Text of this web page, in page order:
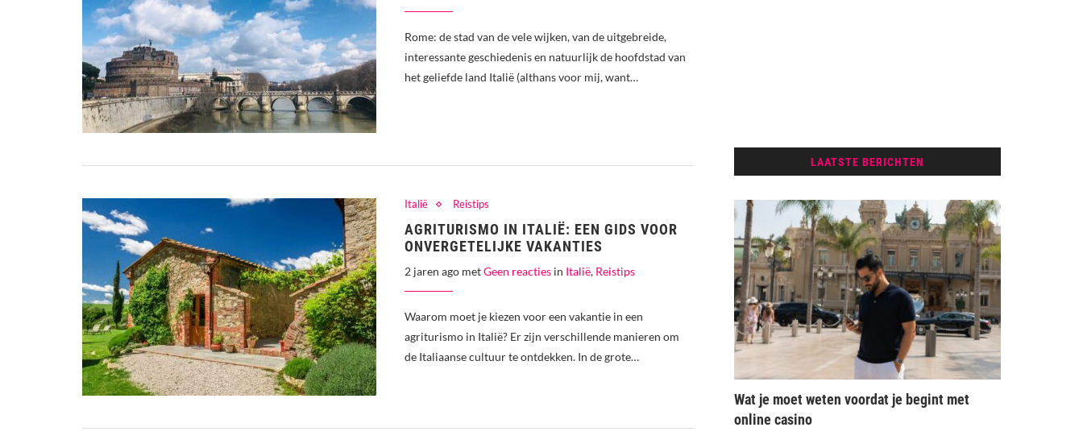
Rome: de stad van de vele wijken, van de uitgebreide,
interessante geschiedenis en natuurlijk de hoofdstad van
het geliefde land Italië (althans voor mij, want…
Italië Reistips
AGRITURISMO IN ITALIË: EEN GIDS VOOR
ONVERGETELIJKE VAKANTIES
2 jaren ago metGeen reacties in Italië, Reistips
Waarom moet je kiezen voor een vakantie in een
agriturismo in Italië? Er zijn verschillende manieren om
de Italiaanse cultuur te ontdekken. In de grote…
LAATSTE BERICHTEN
Wat je moet weten voordat je begint met
online casino